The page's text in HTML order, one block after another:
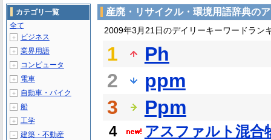
産廃・リサイクル・環境用語辞典の
2009年3月21日のデイリーキーワードラン
1
Ph
2
ppm
3
Ppm
4
アスファルト混合
カテゴリ一覧
全て
＋ ビジネス
＋ 業界用語
＋ コンピュータ
＋ 電車
＋ 自動車・バイク
＋ 船
＋ 工学
－
建築・不動産